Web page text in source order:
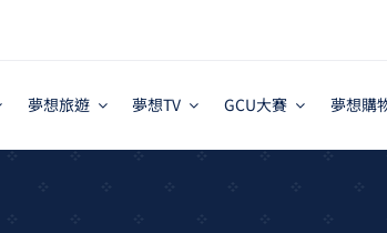
夢想旅遊 夢想TV GCU大賽 夢想購